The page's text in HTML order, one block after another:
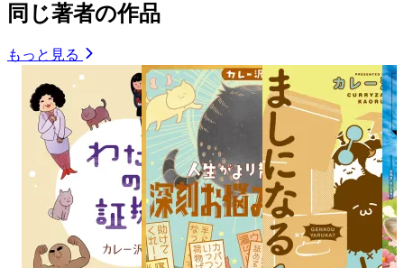
同じ著者の作品
もっと見る